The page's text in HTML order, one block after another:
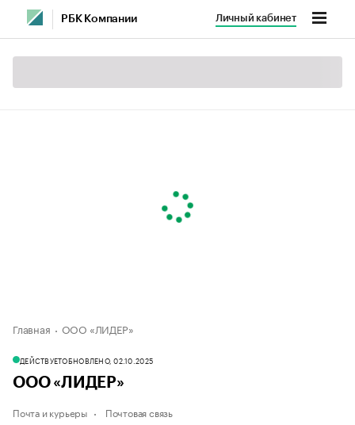
РБК Компании Личный кабинет
Главная ООО «ЛИДЕР»
ДЕЙСТВУЕТОБНОВЛЕНО, 02.10.2025
ООО «ЛИДЕР»
Почта и курьеры Почтовая связь